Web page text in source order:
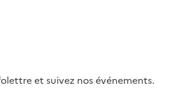
et suivez nos événements.